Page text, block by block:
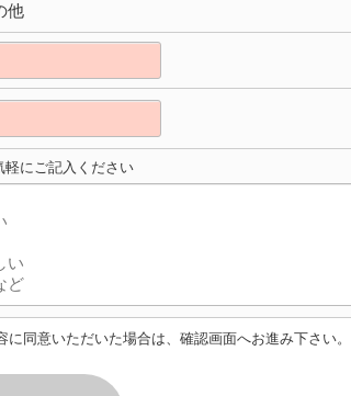
他
軽にご記入ください
同意いただいた場合は、確認画面へお進み下さい。